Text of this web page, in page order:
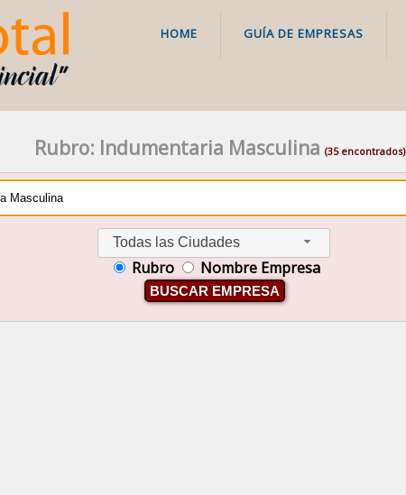
HOME GUÍA DE EMPRESAS
Rubro: Indumentaria Masculina (35 encontrados)
Todas las Ciudades
Rubro Nombre Empresa
BUSCAR EMPRESA